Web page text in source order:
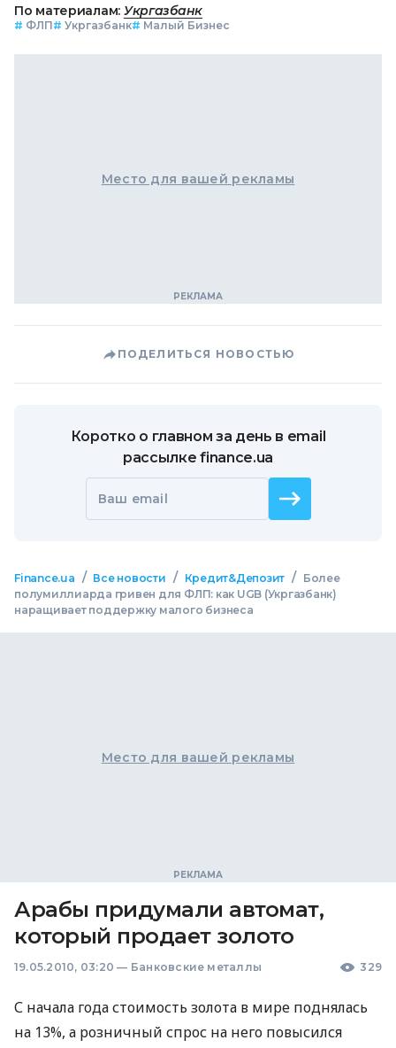
По материалам: Укргазбанк
# ФЛП# Укргазбанк# Малый Бизнес
Место для вашей рекламы
ПОДЕЛИТЬСЯ НОВОСТЬЮ
Коротко о главном за день в email
рассылке finance.ua
Ваш email
Finance.ua / Все новости / Кредит&Депозит /
Более
полумиллиарда гривен для ФЛП: как UGB (Укргазбанк)
наращивает поддержку малого бизнеса
Место для вашей рекламы
Арабы придумали автомат,
который продает золото
19.05.2010, 03:20 — Банковские металлы 329
С начала года стоимость золота в мире поднялась
на 13%, а розничный спрос на него повысился